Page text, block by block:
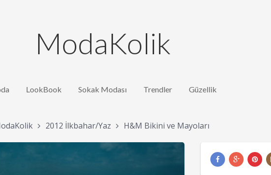
ModaKolik
LookBook Sokak Modası Trendler Güzellik
2012 İlkbahar/Yaz H&M Bikini ve Mayoları